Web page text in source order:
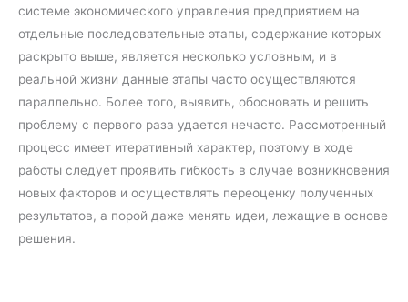
системе экономического управления предприятием на
отдельные последовательные этапы, содержание которых
раскрыто выше, является несколько условным, и в
реальной жизни данные этапы часто осуществляются
параллельно. Более того, выявить, обосновать и решить
проблему с первого раза удается нечасто. Рассмотренный
процесс имеет итеративный характер, поэтому в ходе
работы следует проявить гибкость в случае возникновения
новых факторов и осуществлять переоценку полученных
результатов, а порой даже менять идеи, лежащие в основе
решения.